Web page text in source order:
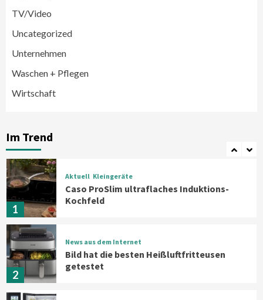
TV/Video
Uncategorized
Unternehmen
Waschen + Pflegen
Wirtschaft
Im Trend
5
6
Verbraucher setzen immer mehr auf
Klimageräte und Ventilatoren
7
1
Aktuell Kleingeräte
Caso ProSlim ultraflaches Induktions-
Kochfeld
2
News aus dem Internet
Bild hat die besten Heißluftfritteusen
getestet